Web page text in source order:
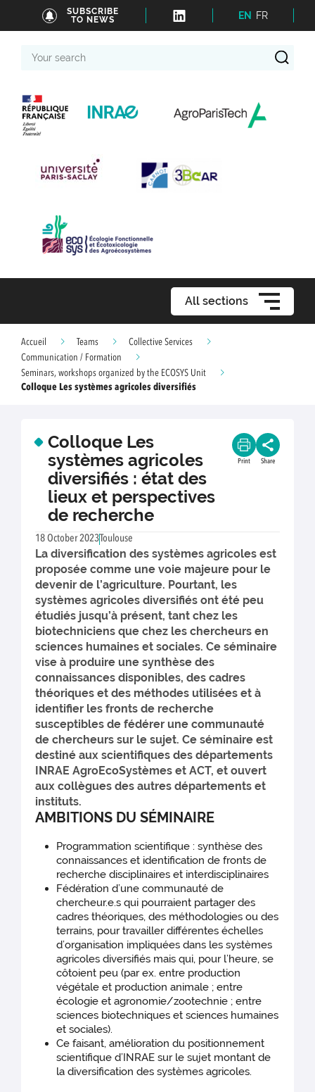
SUBSCRIBE
TO NEWS
EN FR
search
All sections
Accueil Teams
Collective Services
Communication / Formation
Seminars, workshops organized by the ECOSYS Unit
Colloque Les systèmes agricoles diversifiés
Colloque Les
systèmes agricoles
diversifiés : état des
lieux et perspectives
de recherche
Print Share
18 October 2023 Toulouse
La diversification des systèmes agricoles est
proposée comme une voie majeure pour le
devenir de l’agriculture. Pourtant, les
systèmes agricoles diversifiés ont été peu
étudiés jusqu’à présent, tant chez les
biotechniciens que chez les chercheurs en
sciences humaines et sociales. Ce séminaire
vise à produire une synthèse des
connaissances disponibles, des cadres
théoriques et des méthodes utilisées et à
identifier les fronts de recherche
susceptibles de fédérer une communauté
de chercheurs sur le sujet. Ce séminaire est
destiné aux scientifiques des départements
INRAE AgroEcoSystèmes et ACT, et ouvert
aux collègues des autres départements et
instituts.
AMBITIONS DU SÉMINAIRE
Programmation scientifique : synthèse des
connaissances et identification de fronts de
recherche disciplinaires et interdisciplinaires
Fédération d’une communauté de
chercheur.e.s qui pourraient partager des
cadres théoriques, des méthodologies ou des
terrains, pour travailler différentes échelles
d’organisation impliquées dans les systèmes
agricoles diversifiés mais qui, pour l’heure, se
côtoient peu (par ex. entre production
végétale et production animale ; entre
écologie et agronomie/zootechnie ; entre
sciences biotechniques et sciences humaines
et sociales).
Ce faisant, amélioration du positionnement
scientifique d’INRAE sur le sujet montant de
la diversification des systèmes agricoles.